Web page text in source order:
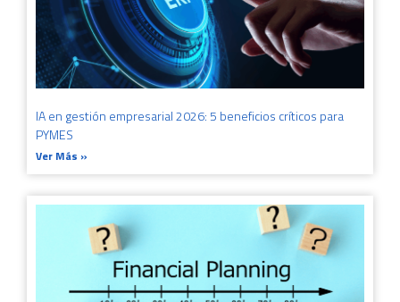
IA en gestión empresarial 2026: 5 beneficios críticos para
PYMES
Ver Más »